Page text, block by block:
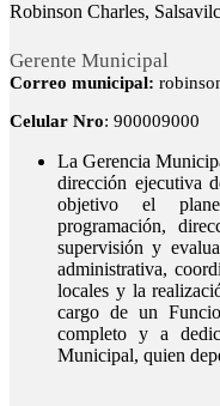
Robinson Charles,
Gerente Municipal
Correo municipal:
Celular Nro: 900009000
La Gerencia
dirección ejecutiva
objetivo el
programación,
supervisión y
administrativa,
locales y la
cargo de un
completo y a
Municipal, quien